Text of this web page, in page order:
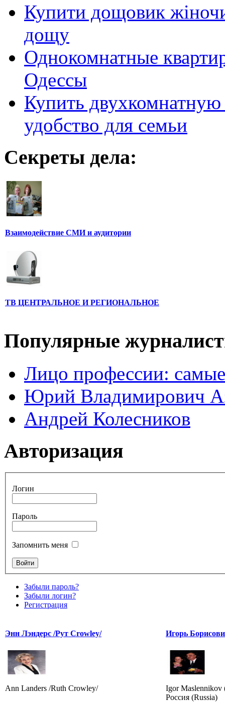
Купити дощовик
дощу
Однокомнатные
Одессы
Купить
удобство для семьи
Секреты дела:
Взаимодействие СМИ и аудитории
ТВ ЦЕНТРАЛЬНОЕ И РЕГИОНАЛЬНОЕ
Популярные
Лицо профессии:
Юрий Владимирович
Андрей Колесников
Авторизация
Логин
Пароль
Запомнить меня
Забыли пароль?
Забыли логин?
Регистрация
Энн Лэндерс /Рут Crowley/
Ann Landers /Ruth Crowley/
Игорь
Igor Maslennikov
Россия (Russia)